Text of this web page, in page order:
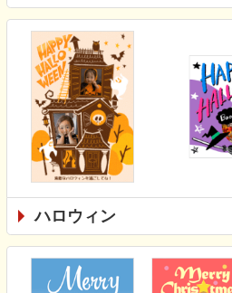
ハロウィン